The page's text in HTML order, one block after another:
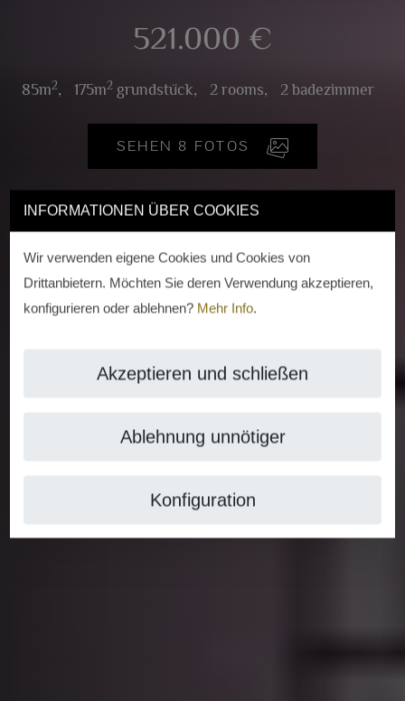
INFORMATIONEN ÜBER COOKIES
Wir verwenden eigene Cookies und Cookies von
Drittanbietern. Möchten Sie deren Verwendung akzeptieren,
konfigurieren oder ablehnen? Mehr Info.
Akzeptieren und schließen
Ablehnung unnötiger
Konfiguration
521.000 €
85m2, 175m2 grundstück, 2 rooms, 2 badezimmer
SEHEN 8 FOTOS